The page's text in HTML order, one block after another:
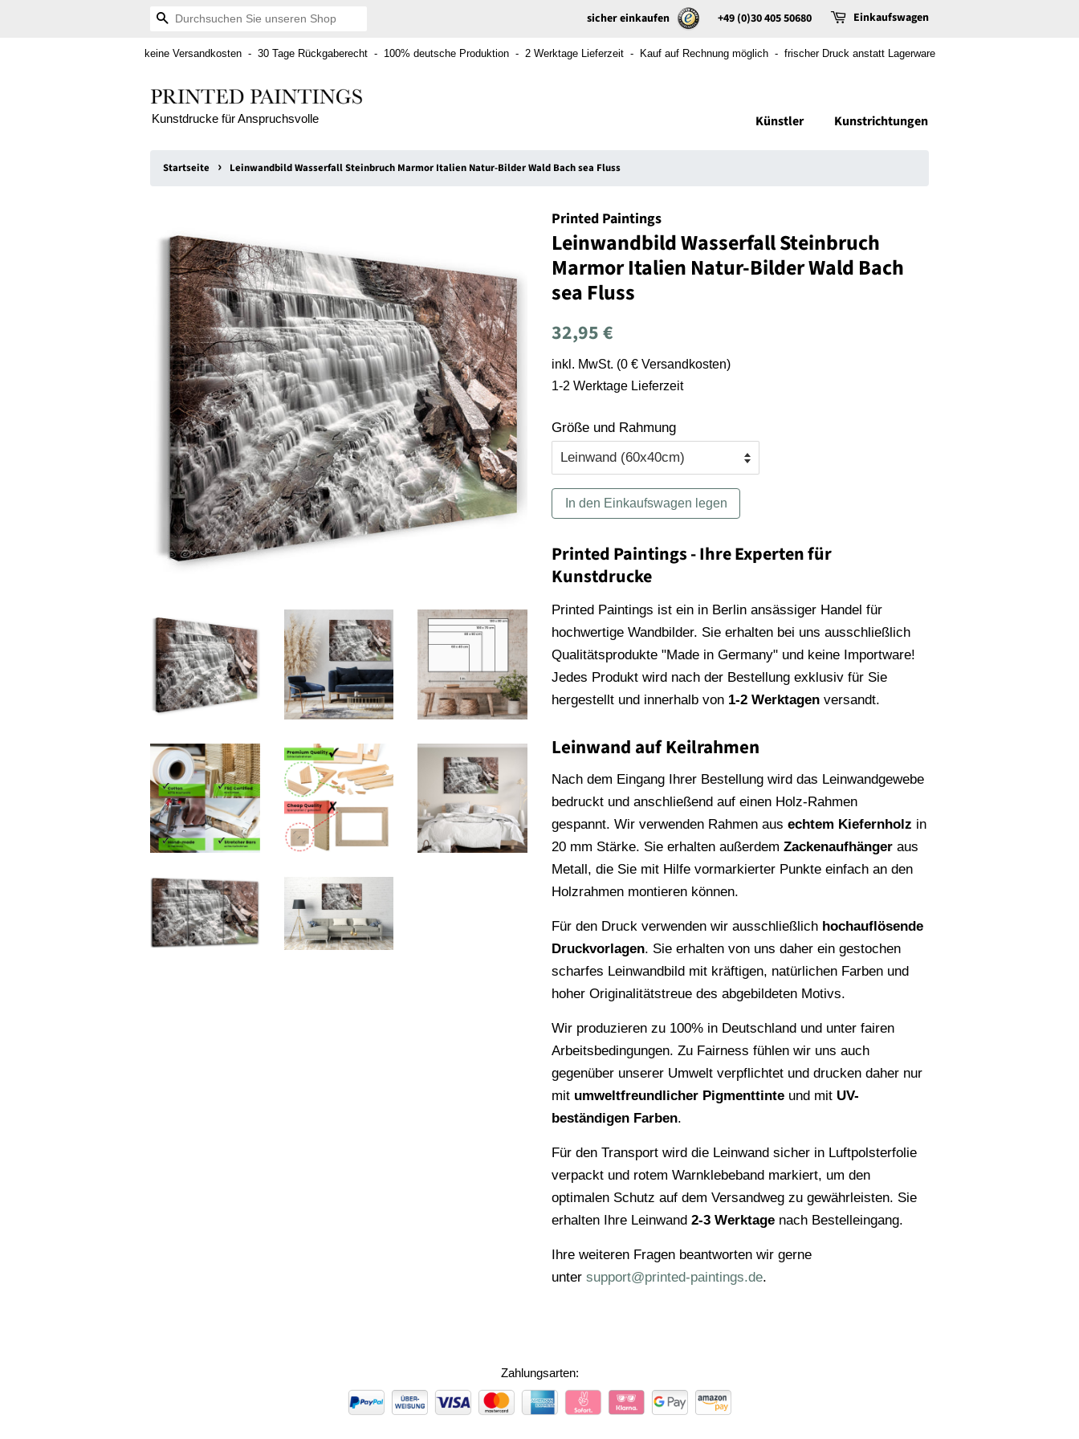
Suchen sicher einkaufen +49 (0)30 405 50680 Einkaufswagen
keine Versandkosten - 30 Tage Rückgaberecht - 100% deutsche Produktion - 2 Werktage Lieferzeit - Kauf auf Rechnung möglich - frischer Druck anstatt Lagerware
Kunstdrucke für Anspruchsvolle Künstler Kunstrichtungen
Startseite › Leinwandbild Wasserfall Steinbruch Marmor Italien Natur-Bilder Wald Bach sea Fluss
Printed Paintings
Leinwandbild Wasserfall Steinbruch
Marmor Italien Natur-Bilder Wald Bach
sea Fluss
Normaler
32,95 €
inkl. MwSt. (0 € Versandkosten)
1-2 Werktage Lieferzeit
Größe und Rahmung
In den Einkaufswagen legen
Printed Paintings - Ihre Experten für
Kunstdrucke
Printed Paintings ist ein in Berlin ansässiger Handel für
hochwertige Wandbilder. Sie erhalten bei uns ausschließlich
Qualitätsprodukte "Made in Germany" und keine Importware!
Jedes Produkt wird nach der Bestellung exklusiv für Sie
hergestellt und innerhalb von 1-2 Werktagen versandt.
Leinwand auf Keilrahmen
Nach dem Eingang Ihrer Bestellung wird das Leinwandgewebe
bedruckt und anschließend auf einen Holz-Rahmen
gespannt. Wir verwenden Rahmen aus echtem Kiefernholz in
20 mm Stärke. Sie erhalten außerdem Zackenaufhänger aus
Metall, die Sie mit Hilfe vormarkierter Punkte einfach an den
Holzrahmen montieren können.
Für den Druck verwenden wir ausschließlich hochauflösende
Druckvorlagen. Sie erhalten von uns daher ein gestochen
scharfes Leinwandbild mit kräftigen, natürlichen Farben und
hoher Originalitätstreue des abgebildeten Motivs.
Wir produzieren zu 100% in Deutschland und unter fairen
Arbeitsbedingungen. Zu Fairness fühlen wir uns auch
gegenüber unserer Umwelt verpflichtet und drucken daher nur
mit umweltfreundlicher Pigmenttinte und mit UV-
beständigen Farben.
Für den Transport wird die Leinwand sicher in Luftpolsterfolie
verpackt und rotem Warnklebeband markiert, um den
optimalen Schutz auf dem Versandweg zu gewährleisten. Sie
erhalten Ihre Leinwand 2-3 Werktage nach Bestelleingang.
Ihre weiteren Fragen beantworten wir gerne
unter support@printed-paintings.de.
Zahlungsarten:
ZAHLUNGSARTEN